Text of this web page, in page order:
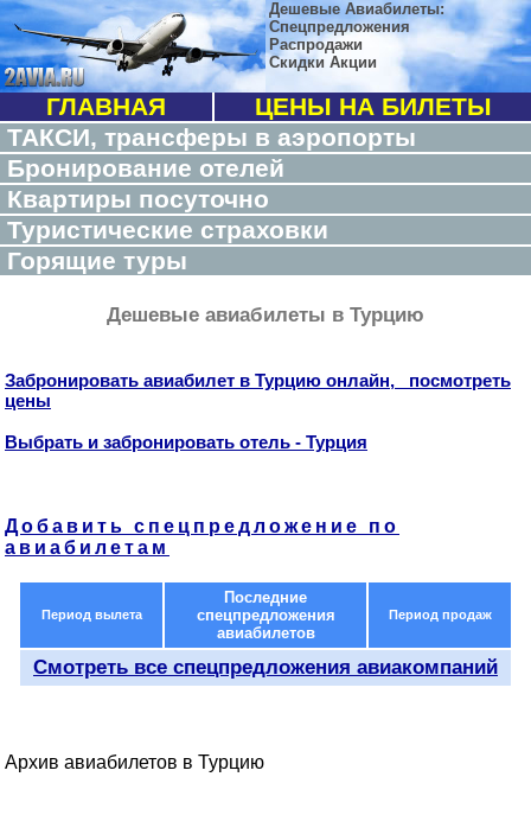
Дешевые Авиабилеты:
Спецпредложения
Распродажи
Скидки Акции
ГЛАВНАЯ
ЦЕНЫ НА БИЛЕТЫ
ТАКСИ, трансферы в аэропорты
Бронирование отелей
Квартиры посуточно
Туристические страховки
Горящие туры
Дешевые авиабилеты в Турцию
Забронировать авиабилет в Турцию онлайн, посмотреть
цены
Выбрать и забронировать отель - Турция
Добавить спецпредложение по
авиабилетам
Период вылета
Последние
спецпредложения
авиабилетов
Период продаж
Смотреть все спецпредложения авиакомпаний
Архив авиабилетов в Турцию